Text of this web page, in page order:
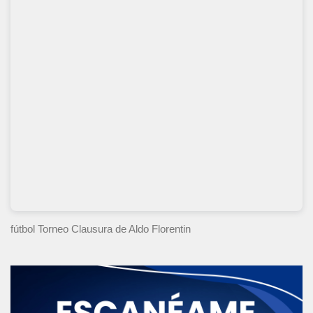
fútbol Torneo Clausura de Aldo Florentin